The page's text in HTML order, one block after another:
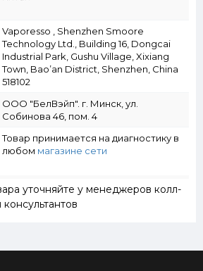
Vaporesso , Shenzhen Smoore
Technology Ltd., Building 16, Dongcai
Industrial Park, Gushu Village, Xixiang
Town, Bao’an District, Shenzhen, China
518102
ООО "БелВэйп". г. Минск, ул.
Собинова 46, пом. 4
Товар принимается на диагностику в
любом магазине сети
уточняйте у менеджеров колл-